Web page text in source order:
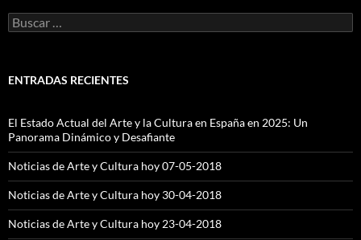
Buscar:
ENTRADAS RECIENTES
El Estado Actual del Arte y la Cultura en España en 2025: Un
Panorama Dinámico y Desafiante
Noticias de Arte y Cultura hoy 07-05-2018
Noticias de Arte y Cultura hoy 30-04-2018
Noticias de Arte y Cultura hoy 23-04-2018